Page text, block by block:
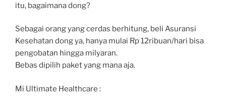
itu, bagaimana dong?
Sebagai orang yang cerdas berhitung, beli Asuransi
Kesehatan dong ya, hanya mulai Rp 12ribuan/hari bisa
pengobatan hingga milyaran.
Bebas dipilih paket yang mana aja.
Mi Ultimate Healthcare :